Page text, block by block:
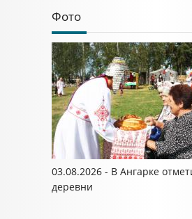
Фото
03.08.2026 - В Ангарке
деревни